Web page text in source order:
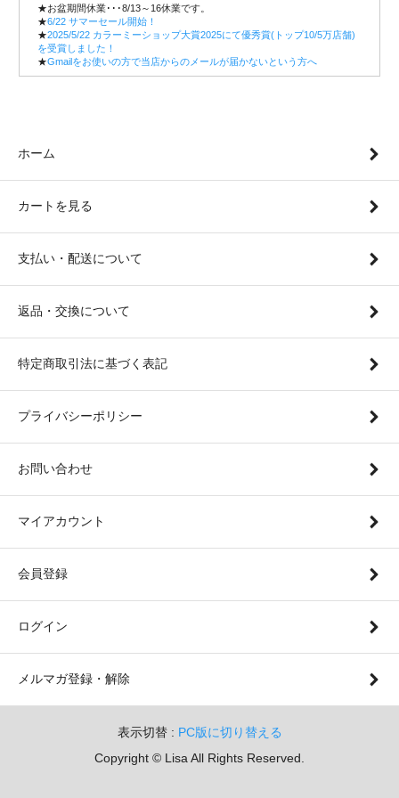
★お盆期間休業･･･8/13～16休業です。
★6/22 サマーセール開始！
★2025/5/22 カラーミーショップ大賞2025にて優秀賞(トップ10/5万店舗)
を受賞しました！
★Gmailをお使いの方で当店からのメールが届かないという方へ
ホーム
カートを見る
支払い・配送について
返品・交換について
特定商取引法に基づく表記
プライバシーポリシー
お問い合わせ
マイアカウント
会員登録
ログイン
メルマガ登録・解除
表示切替 : PC版に切り替える
Copyright © Lisa All Rights Reserved.